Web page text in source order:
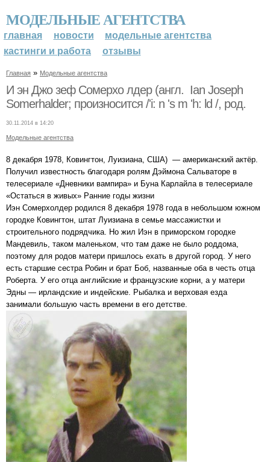
МОДЕЛЬНЫЕ АГЕНТСТВА
главная новости
модельные агентства
кастинги и работа
отзывы
Главная » Модельные агентства
И эн Джо зеф Сомерхо лдер (англ. Ian Joseph
Somerhalder; произносится /'i: n 's m 'h: ld /, род.
30.11.2014 в 14:20
Модельные агентства
8 декабря 1978, Ковингтон, Луизиана, США) — американский актёр.
Получил известность благодаря ролям Дэймона Сальваторе в
телесериале «Дневники вампира» и Буна Карлайла в телесериале
«Остаться в живых» Ранние годы жизни
Иэн Сомерхолдер родился 8 декабря 1978 года в небольшом южном
городке Ковингтон, штат Луизиана в семье массажистки и
строительного подрядчика. Но жил Иэн в приморском городке
Мандевиль, таком маленьком, что там даже не было роддома,
поэтому для родов матери пришлось ехать в другой город. У него
есть старшие сестра Робин и брат Боб, названные оба в честь отца
Роберта. У его отца английские и французские корни, а у матери
Эдны — ирландские и индейские. Рыбалка и верховая езда
занимали большую часть времени в его детстве.